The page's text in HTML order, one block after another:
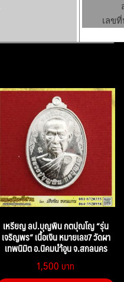
เลข
เหรียญ ลป.บุญพิน กตปุณโญ “รุ่น
เจริญพร” เนื้อเงิน หมายเลข7 วัดผา
เทพนิมิต อ.นิคมนำ้อูน จ.สกลนคร
1,500